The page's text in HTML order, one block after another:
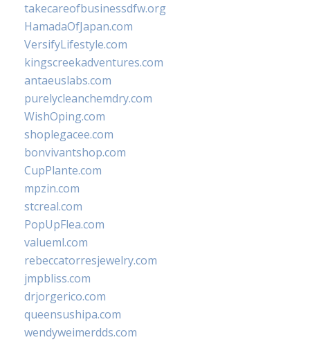
takecareofbusinessdfw.org
HamadaOfJapan.com
VersifyLifestyle.com
kingscreekadventures.com
antaeuslabs.com
purelycleanchemdry.com
WishOping.com
shoplegacee.com
bonvivantshop.com
CupPlante.com
mpzin.com
stcreal.com
PopUpFlea.com
valueml.com
rebeccatorresjewelry.com
jmpbliss.com
drjorgerico.com
queensushipa.com
wendyweimerdds.com